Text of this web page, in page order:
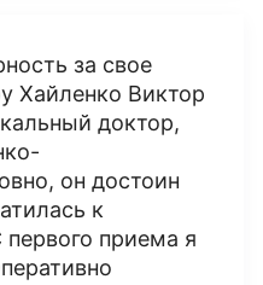
за свое
Хайленко Виктор
доктор,
он достоин
к
первого приема я